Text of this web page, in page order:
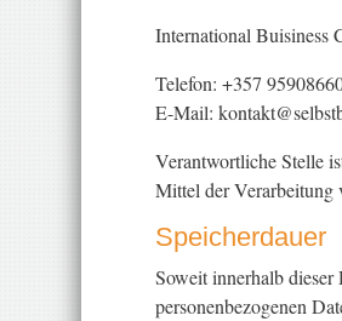
International Buisiness
Telefon: +357
E-Mail:
Verantwortliche Stelle
Mittel der Verarbeitung
Speicherdauer
Soweit innerhalb dieser
personenbezogenen